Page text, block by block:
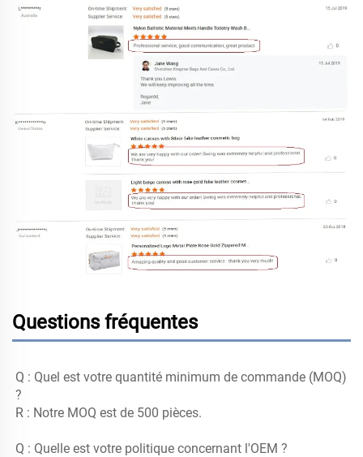
Questions fréquentes
Q : Quel est votre quantité minimum de commande (MOQ)
?
R : Notre MOQ est de 500 pièces.
Q : Quelle est votre politique concernant l'OEM ?